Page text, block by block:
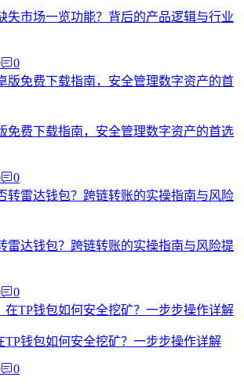
失市场一览功能？背后的产品逻辑与行业
0
免费下载指南，安全管理数字资产的首选
0
雷达钱包？跨链转账的实操指南与风险提
0
TP钱包如何安全挖矿？一步步操作详解
0